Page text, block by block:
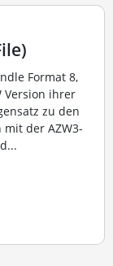
Format 8,
Version ihrer
zu den
der AZW3-